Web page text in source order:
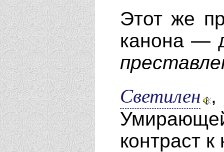
Этот же
канона —
Светилен ,
контраст